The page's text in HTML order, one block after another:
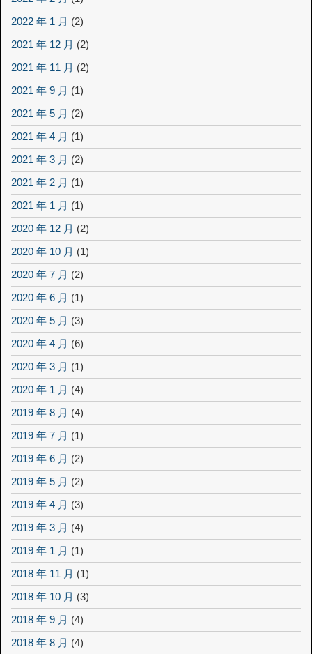
2022 年 1 月 (2)
2021 年 12 月 (2)
2021 年 11 月 (2)
2021 年 9 月 (1)
2021 年 5 月 (2)
2021 年 4 月 (1)
2021 年 3 月 (2)
2021 年 2 月 (1)
2021 年 1 月 (1)
2020 年 12 月 (2)
2020 年 10 月 (1)
2020 年 7 月 (2)
2020 年 6 月 (1)
2020 年 5 月 (3)
2020 年 4 月 (6)
2020 年 3 月 (1)
2020 年 1 月 (4)
2019 年 8 月 (4)
2019 年 7 月 (1)
2019 年 6 月 (2)
2019 年 5 月 (2)
2019 年 4 月 (3)
2019 年 3 月 (4)
2019 年 1 月 (1)
2018 年 11 月 (1)
2018 年 10 月 (3)
2018 年 9 月 (4)
2018 年 8 月 (4)